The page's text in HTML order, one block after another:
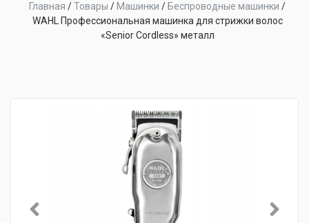
Главная /Товары / Машинки / Беспроводные машинки /
WAHL Профессиональная машинка для стрижки волос
«Senior Cordless» металл